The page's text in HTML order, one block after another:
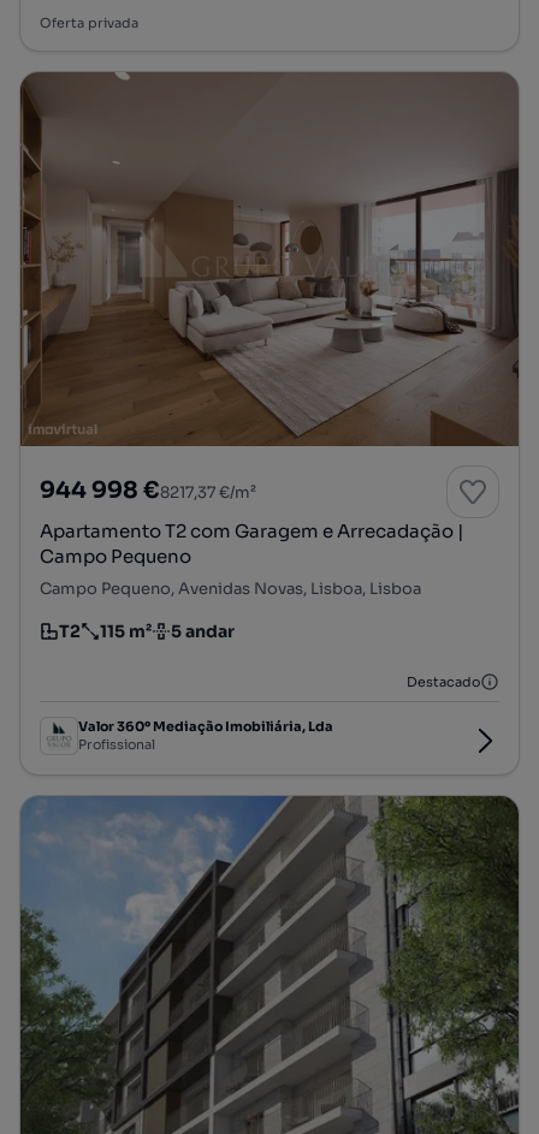
Oferta privada
944 998 €8217,37 €/m²
Apartamento T2 com Garagem e Arrecadação |
Campo Pequeno
Campo Pequeno, Avenidas Novas, Lisboa, Lisboa
Tipologia
T2
Preço por metro quadrado
115 m²
Andar 5 andar
Destacado
Valor 360º Mediação Imobiliária, Lda
Profissional